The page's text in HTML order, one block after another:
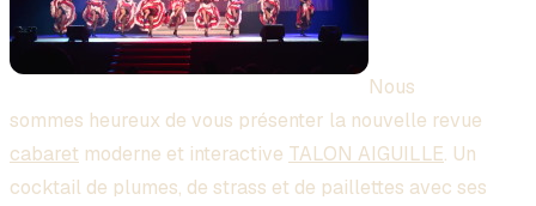
Nous
sommes heureux de vous présenter la nouvelle revue
cabaret moderne et interactive TALON AIGUILLE. Un
cocktail de plumes, de strass et de paillettes avec ses